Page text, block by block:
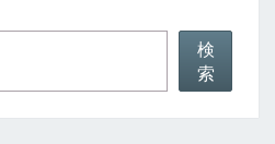
検
索